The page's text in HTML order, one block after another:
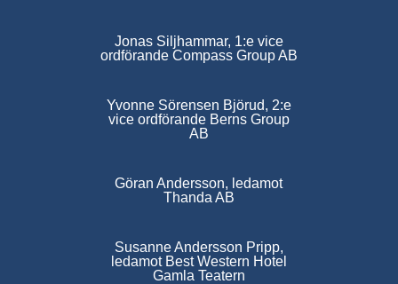
Jonas Siljhammar, 1:e vice
ordförande Compass Group AB
Yvonne Sörensen Björud, 2:e
vice ordförande Berns Group
AB
Göran Andersson, ledamot
Thanda AB
Susanne Andersson Pripp,
ledamot Best Western Hotel
Gamla Teatern